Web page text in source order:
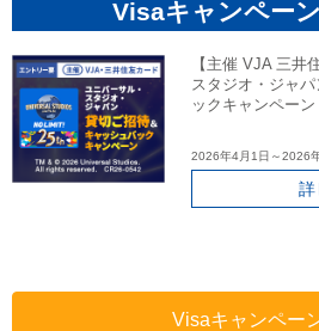
Visaキャンペー
【主催 VJA 三井
スタジオ・ジャ
ックキャンペーン
2026年4月1日～2026
詳
Visaキャンペー